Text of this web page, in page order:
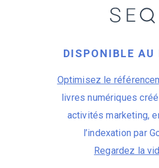
DISPONIBLE AU
Optimisez le
livres numériques
activités marketing,
l’indexation par
Regardez la